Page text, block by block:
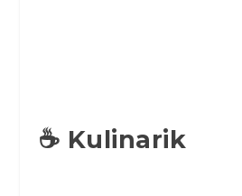
☕ Kulinarik